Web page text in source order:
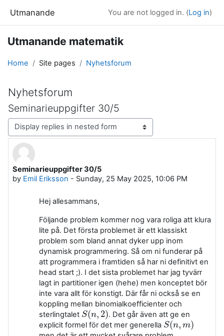
Utmanande You are not logged in. (Log in)
Utmanande matematik
Home Site pages Nyhetsforum
Nyhetsforum
Seminarieuppgifter 30/5
Display mode
Seminarieuppgifter 30/5
by Emil Eriksson - Sunday, 25 May 2025, 10:06 PM
Number of replies: 0
Hej allesammans,
Följande problem kommer nog vara roliga att klura
lite på. Det första problemet är ett klassiskt
problem som bland annat dyker upp inom
dynamisk programmering. Så om ni funderar på
att programmera i framtiden så har ni definitivt en
head start ;). I det sista problemet har jag tyvärr
lagt in partitioner igen (hehe) men konceptet bör
inte vara allt för konstigt. Där får ni också se en
koppling mellan binomialkoefficienter och
sterlingtalet S(n, 2)
S(n,2 )
. Det går även att ge en
explicit formel för det mer generella S(n, m)
S(n,m)